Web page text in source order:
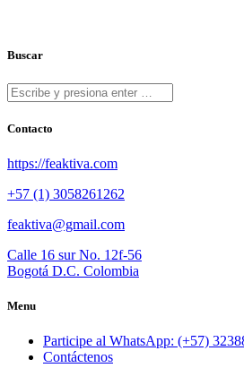
Buscar
Contacto
https://feaktiva.com
+57 (1) 3058261262
feaktiva@gmail.com
Calle 16 sur No. 12f-56
Bogotá D.C. Colombia
Menu
Participe al WhatsApp: (+57)
Contáctenos